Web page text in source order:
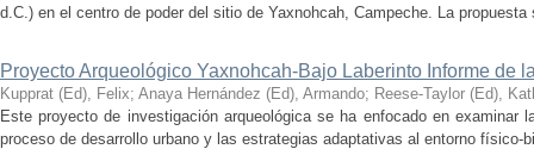
d.C.) en el centro de poder del sitio de Yaxnohcah, Campeche. La
Proyecto Arqueológico Yaxnohcah-Bajo Laberinto Informe de
Kupprat (Ed), Felix; Anaya Hernández (Ed), Armando; Reese-Taylor (Ed),
Este proyecto de investigación arqueológica se ha enfocado en examinar
proceso de desarrollo urbano y las estrategias adaptativas al entorno físico-